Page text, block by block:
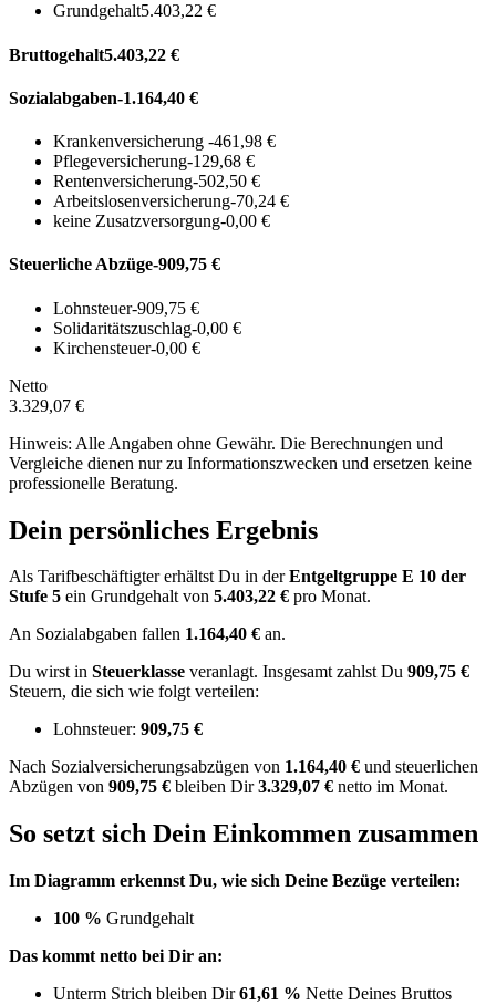
Grundgehalt5.403,22 €
Bruttogehalt5.403,22 €
Sozialabgaben-1.164,40 €
Krankenversicherung -461,98 €
Pflegeversicherung-129,68 €
Rentenversicherung-502,50 €
Arbeitslosenversicherung-70,24 €
keine Zusatzversorgung-0,00 €
Steuerliche Abzüge-909,75 €
Lohnsteuer-909,75 €
Solidaritätszuschlag-0,00 €
Kirchensteuer-0,00 €
Netto
3.329,07 €
Hinweis: Alle Angaben ohne Gewähr. Die Berechnungen und
Vergleiche dienen nur zu Informationszwecken und ersetzen keine
professionelle Beratung.
Dein persönliches Ergebnis
Als Tarifbeschäftigter erhältst Du in derEntgeltgruppe E 10 der
Stufe 5 ein Grundgehalt von 5.403,22 € pro Monat.
An Sozialabgaben fallen 1.164,40 € an.
Du wirst in Steuerklasse veranlagt. Insgesamt zahlst Du 909,75 €
Steuern, die sich wie folgt verteilen:
Lohnsteuer: 909,75 €
Nach Sozialversicherungsabzügen von 1.164,40 € und steuerlichen
Abzügen von 909,75 € bleiben Dir3.329,07 € netto im Monat.
So setzt sich Dein Einkommen zusammen
Im Diagramm erkennst Du, wie sich Deine Bezüge verteilen:
100 % Grundgehalt
Das kommt netto bei Dir an:
Unterm Strich bleiben Dir61,61 % Nette Deines Bruttos